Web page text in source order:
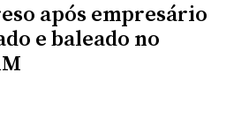
após empresário
e baleado no